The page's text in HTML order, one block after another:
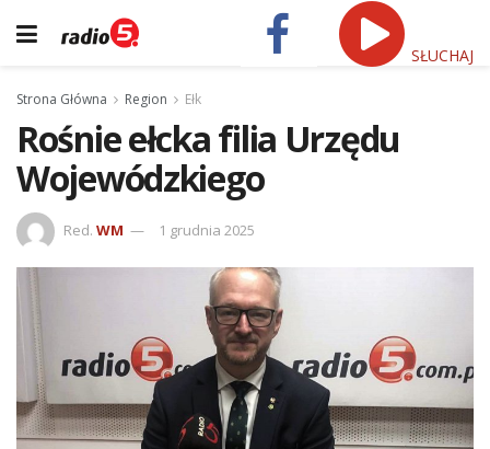
SŁUCHAJ
Strona Główna Region Ełk
Rośnie ełcka filia Urzędu
Wojewódzkiego
Red. WM 1 grudnia 2025